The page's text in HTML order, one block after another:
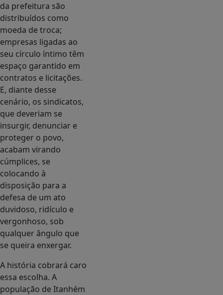
da prefeitura são
distribuídos como
moeda de troca;
empresas ligadas ao
seu círculo íntimo têm
espaço garantido em
contratos e licitações.
E, diante desse
cenário, os sindicatos,
que deveriam se
insurgir, denunciar e
proteger o povo,
acabam virando
cúmplices, se
colocando à
disposição para a
defesa de um ato
duvidoso, ridículo e
vergonhoso, sob
qualquer ângulo que
se queira enxergar.
A história cobrará caro
essa escolha. A
população de Itanhém